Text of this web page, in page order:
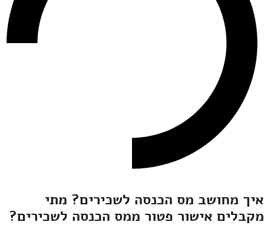
מס הכנסה לשכירים? מתי
אישור פטור ממס הכנסה לשכירים?